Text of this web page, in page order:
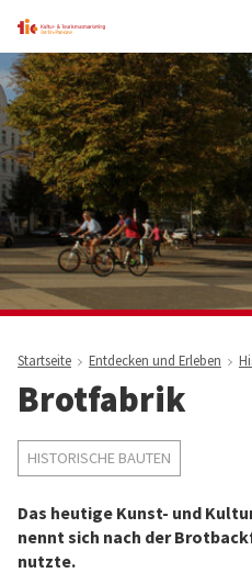
Direkt
zum
Inhalt
Startseite Entdecken und Erleben
Brotfabrik
HISTORISCHE BAUTEN
Das heutige Kunst- und
nennt sich nach der
nutzte.